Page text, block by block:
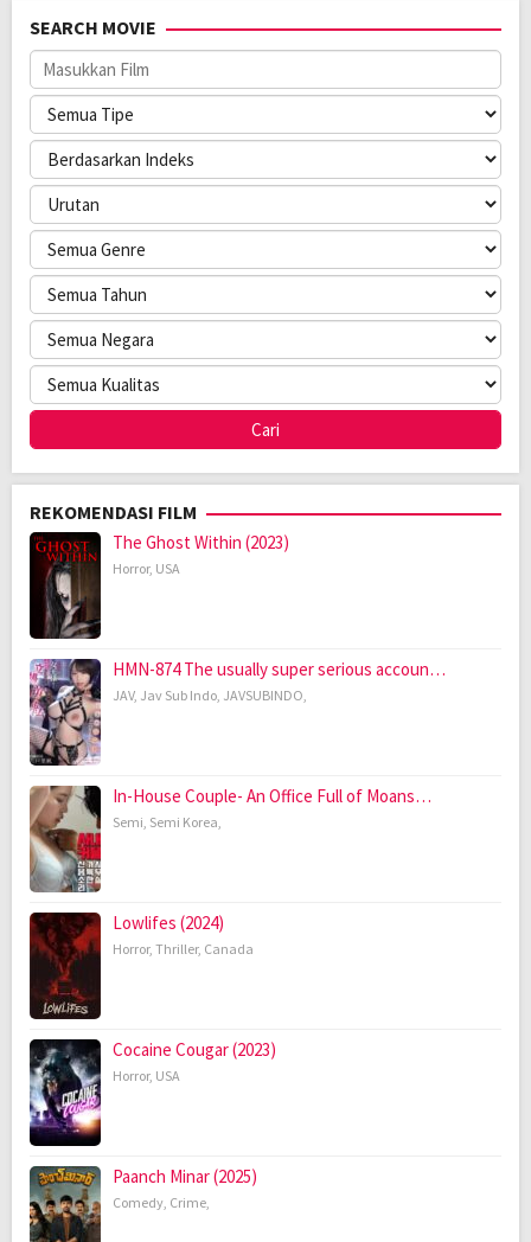
Anggaran:
$ 30.000.000,00
Pendapatan:$ 25.748.966,00
Direksi:
Aziz Ansari
Pemain:
Aziz Ansari
SEARCH MOVIE
REKOMENDASI FILM
The Ghost Within (2023)
Horror, USA
HMN-874 The usually super serious accoun…
JAV, Jav Sub Indo, JAVSUBINDO,
In-House Couple- An Office Full of Moans…
Semi, Semi Korea,
Lowlifes (2024)
Horror, Thriller, Canada
Cocaine Cougar (2023)
Horror, USA
Paanch Minar (2025)
Comedy, Crime,